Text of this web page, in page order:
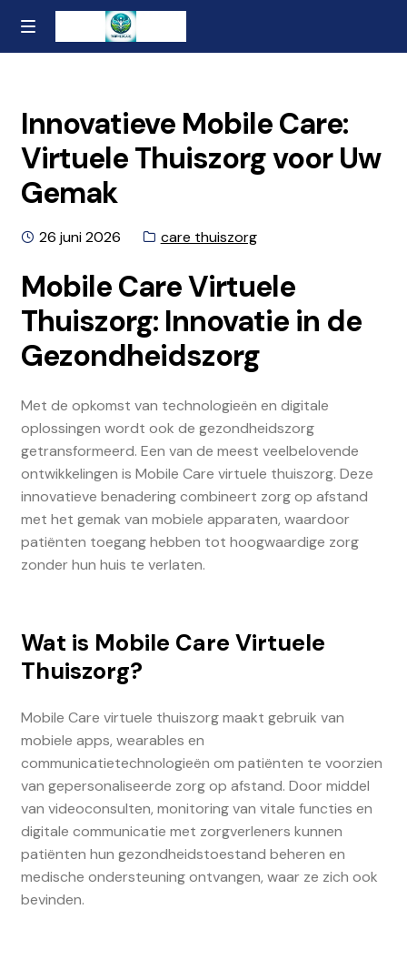
Ga
naar
Naar
de
MENU
Contact
Over ons
Innovatieve Mobile Care:
Virtuele Thuiszorg voor Uw
Gemak
Geplaatst
26 juni 2026 Categorie:
care thuiszorg
Mobile Care Virtuele
Thuiszorg: Innovatie in de
Gezondheidszorg
Met de opkomst van technologieën en digitale
oplossingen wordt ook de gezondheidszorg
getransformeerd. Een van de meest veelbelovende
ontwikkelingen is Mobile Care virtuele thuiszorg. Deze
innovatieve benadering combineert zorg op afstand
met het gemak van mobiele apparaten, waardoor
patiënten toegang hebben tot hoogwaardige zorg
zonder hun huis te verlaten.
Wat is Mobile Care Virtuele
Thuiszorg?
Mobile Care virtuele thuiszorg maakt gebruik van
mobiele apps, wearables en
communicatietechnologieën om patiënten te voorzien
van gepersonaliseerde zorg op afstand. Door middel
van videoconsulten, monitoring van vitale functies en
digitale communicatie met zorgverleners kunnen
patiënten hun gezondheidstoestand beheren en
medische ondersteuning ontvangen, waar ze zich ook
bevinden.